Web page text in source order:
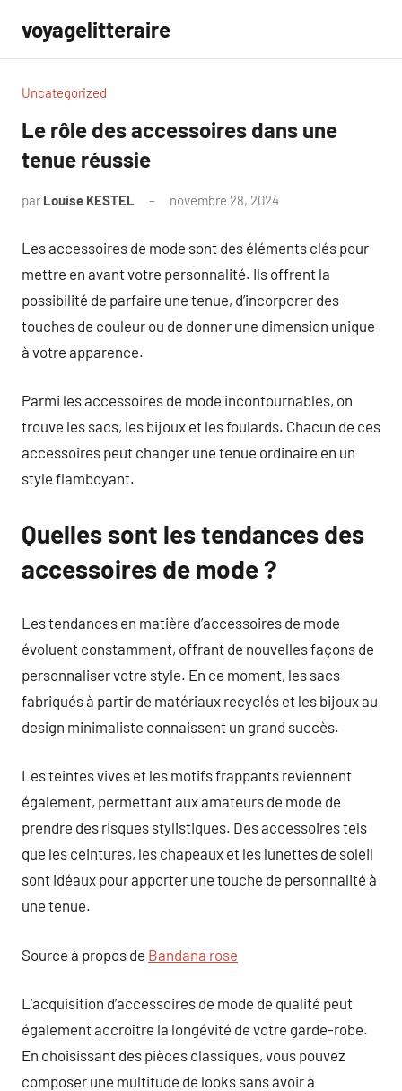
contenu
voyagelitteraire
Uncategorized
Le rôle des accessoires dans une
tenue réussie
par Louise KESTEL novembre 28, 2024
Les accessoires de mode sont des éléments clés pour
mettre en avant votre personnalité. Ils offrent la
possibilité de parfaire une tenue, d’incorporer des
touches de couleur ou de donner une dimension unique
à votre apparence.
Parmi les accessoires de mode incontournables, on
trouve les sacs, les bijoux et les foulards. Chacun de ces
accessoires peut changer une tenue ordinaire en un
style flamboyant.
Quelles sont les tendances des
accessoires de mode ?
Les tendances en matière d’accessoires de mode
évoluent constamment, offrant de nouvelles façons de
personnaliser votre style. En ce moment, les sacs
fabriqués à partir de matériaux recyclés et les bijoux au
design minimaliste connaissent un grand succès.
Les teintes vives et les motifs frappants reviennent
également, permettant aux amateurs de mode de
prendre des risques stylistiques. Des accessoires tels
que les ceintures, les chapeaux et les lunettes de soleil
sont idéaux pour apporter une touche de personnalité à
une tenue.
Source à propos de Bandana rose
L’acquisition d’accessoires de mode de qualité peut
également accroître la longévité de votre garde-robe.
En choisissant des pièces classiques, vous pouvez
composer une multitude de looks sans avoir à